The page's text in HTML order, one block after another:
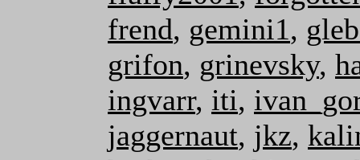
frend, gemini1,
grifon, grinevsky,
ingvarr, iti,
jaggernaut, jkz,